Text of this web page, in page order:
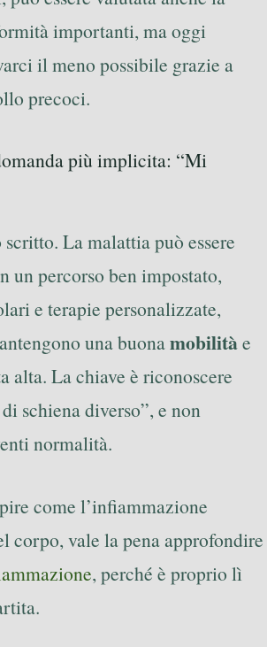
importanti, ma oggi
il meno possibile grazie a
precoci.
più implicita: “Mi
La malattia può essere
un percorso ben impostato,
e terapie personalizzate,
una buonamobilitàe
alta. La chiave è riconoscere
schiena diverso”, e non
normalità.
come l’infiammazione
corpo, vale la pena approfondire
, perché è proprio lì